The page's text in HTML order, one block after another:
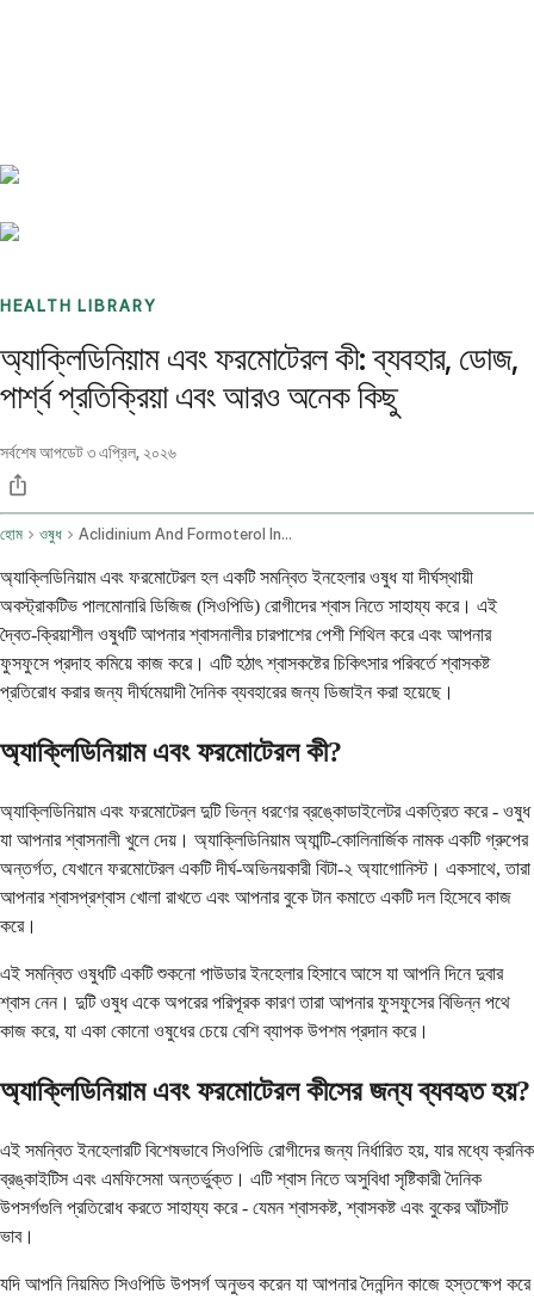
HEALTH LIBRARY
অ্যাক্লিডিনিয়াম এবং ফরমোটেরল কী: ব্যবহার, ডোজ,
পার্শ্ব প্রতিক্রিয়া এবং আরও অনেক কিছু
সর্বশেষ আপডেট৩ এপ্রিল, ২০২৬
হোম ওষুধ Aclidinium And Formoterol Inhalation Route
অ্যাক্লিডিনিয়াম এবং ফরমোটেরল হল একটি সমন্বিত ইনহেলার ওষুধ যা দীর্ঘস্থায়ী
অবস্ট্রাকটিভ পালমোনারি ডিজিজ (সিওপিডি) রোগীদের শ্বাস নিতে সাহায্য করে। এই
দ্বৈত-ক্রিয়াশীল ওষুধটি আপনার শ্বাসনালীর চারপাশের পেশী শিথিল করে এবং আপনার
ফুসফুসে প্রদাহ কমিয়ে কাজ করে। এটি হঠাৎ শ্বাসকষ্টের চিকিৎসার পরিবর্তে শ্বাসকষ্ট
প্রতিরোধ করার জন্য দীর্ঘমেয়াদী দৈনিক ব্যবহারের জন্য ডিজাইন করা হয়েছে।
অ্যাক্লিডিনিয়াম এবং ফরমোটেরল কী?
অ্যাক্লিডিনিয়াম এবং ফরমোটেরল দুটি ভিন্ন ধরণের ব্রঙ্কোডাইলেটর একত্রিত করে - ওষুধ
যা আপনার শ্বাসনালী খুলে দেয়। অ্যাক্লিডিনিয়াম অ্যান্টি-কোলিনার্জিক নামক একটি গ্রুপের
অন্তর্গত, যেখানে ফরমোটেরল একটি দীর্ঘ-অভিনয়কারী বিটা-২ অ্যাগোনিস্ট। একসাথে, তারা
আপনার শ্বাসপ্রশ্বাস খোলা রাখতে এবং আপনার বুকে টান কমাতে একটি দল হিসেবে কাজ
করে।
এই সমন্বিত ওষুধটি একটি শুকনো পাউডার ইনহেলার হিসাবে আসে যা আপনি দিনে দুবার
শ্বাস নেন। দুটি ওষুধ একে অপরের পরিপূরক কারণ তারা আপনার ফুসফুসের বিভিন্ন পথে
কাজ করে, যা একা কোনো ওষুধের চেয়ে বেশি ব্যাপক উপশম প্রদান করে।
অ্যাক্লিডিনিয়াম এবং ফরমোটেরল কীসের জন্য ব্যবহৃত হয়?
এই সমন্বিত ইনহেলারটি বিশেষভাবে সিওপিডি রোগীদের জন্য নির্ধারিত হয়, যার মধ্যে ক্রনিক
ব্রঙ্কাইটিস এবং এমফিসেমা অন্তর্ভুক্ত। এটি শ্বাস নিতে অসুবিধা সৃষ্টিকারী দৈনিক
উপসর্গগুলি প্রতিরোধ করতে সাহায্য করে - যেমন শ্বাসকষ্ট, শ্বাসকষ্ট এবং বুকের আঁটসাঁট
ভাব।
যদি আপনি নিয়মিত সিওপিডি উপসর্গ অনুভব করেন যা আপনার দৈনন্দিন কাজে হস্তক্ষেপ করে